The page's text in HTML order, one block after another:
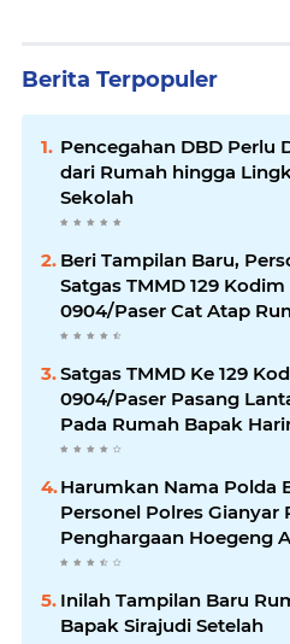
Berita Terpopuler
Pencegahan DBD Perlu
dari Rumah hingga
Sekolah
Beri Tampilan Baru,
Satgas TMMD 129 Kodim
0904/Paser Cat Atap
Marbot
Satgas TMMD Ke 129
0904/Paser Pasang
Pada Rumah Bapak
Harumkan Nama Polda
Personel Polres Gianyar
Penghargaan Hoegeng
2026
Inilah Tampilan Baru
Bapak Sirajudi Setelah